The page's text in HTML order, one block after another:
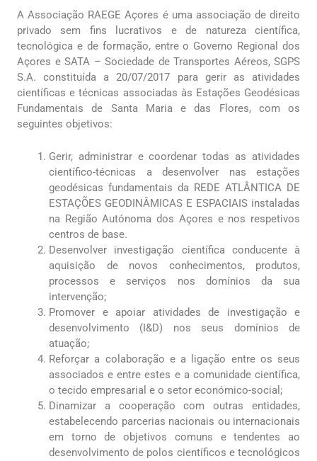
A Associação RAEGE Açores é uma associação de direito
privado sem fins lucrativos e de natureza científica,
tecnológica e de formação, entre o Governo Regional dos
Açores e SATA – Sociedade de Transportes Aéreos, SGPS
S.A. constituída a 20/07/2017 para gerir as atividades
científicas e técnicas associadas às Estações Geodésicas
Fundamentais de Santa Maria e das Flores, com os
seguintes objetivos:
Gerir, administrar e coordenar todas as atividades
científico-técnicas a desenvolver nas estações
geodésicas fundamentais da REDE ATLÂNTICA DE
ESTAÇÕES GEODINÂMICAS E ESPACIAIS instaladas
na Região Autónoma dos Açores e nos respetivos
centros de base.
Desenvolver investigação científica conducente à
aquisição de novos conhecimentos, produtos,
processos e serviços nos domínios da sua
intervenção;
Promover e apoiar atividades de investigação e
desenvolvimento (I&D) nos seus domínios de
atuação;
Reforçar a colaboração e a ligação entre os seus
associados e entre estes e a comunidade científica,
o tecido empresarial e o setor económico-social;
Dinamizar a cooperação com outras entidades,
estabelecendo parcerias nacionais ou internacionais
em torno de objetivos comuns e tendentes ao
desenvolvimento de polos científicos e tecnológicos